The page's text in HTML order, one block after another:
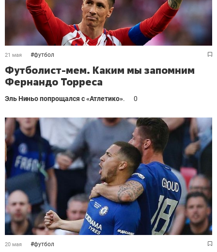
21 мая #футбол
Футболист-мем. Каким мы запомним
Фернандо Торреса
Эль Ниньо попрощался с «Атлетико». 0
20 мая #футбол